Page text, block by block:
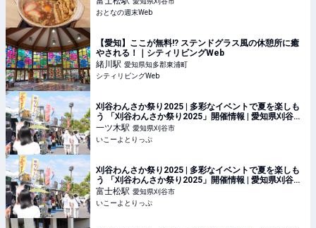
おとなの週末Web
【愛知】ここが無料!? ステンドグラス風の休憩所に癒
やされる！｜シティリビングWeb
緒川駅 愛知県知多郡東浦町
シティリビングWeb
刈谷わんさか祭り2025 | 多彩なイベントで夏を楽しも
う 「刈谷わんさか祭り2025」開催情報 | 愛知県刈谷市
| いこーよとりっぷ
一ツ木駅 愛知県刈谷市
いこーよとりっぷ
刈谷わんさか祭り2025 | 多彩なイベントで夏を楽しも
う 「刈谷わんさか祭り2025」開催情報 | 愛知県刈谷市
| いこーよとりっぷ
富士松駅 愛知県刈谷市
いこーよとりっぷ